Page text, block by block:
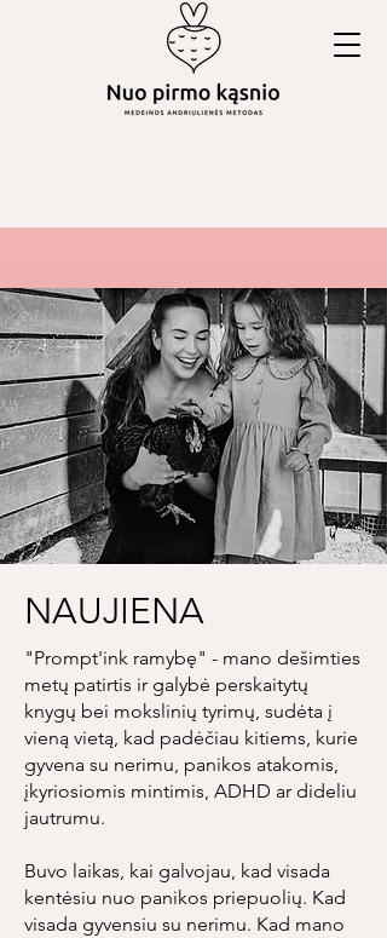
NAUJIENA
"Prompt'ink ramybę" - mano dešimties
metų patirtis ir galybė perskaitytų
knygų bei mokslinių tyrimų, sudėta į
vieną vietą, kad padėčiau kitiems, kurie
gyvena su nerimu, panikos atakomis,
įkyriosiomis mintimis, ADHD ar dideliu
jautrumu.
Buvo laikas, kai galvojau, kad visada
kentėsiu nuo panikos priepuolių. Kad
visada gyvensiu su nerimu. Kad mano